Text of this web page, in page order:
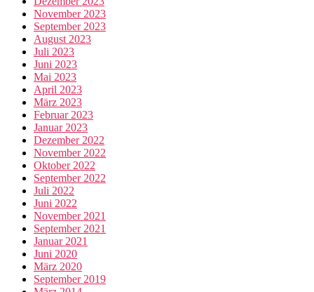
November 2023
September 2023
August 2023
Juli 2023
Juni 2023
Mai 2023
April 2023
März 2023
Februar 2023
Januar 2023
Dezember 2022
November 2022
Oktober 2022
September 2022
Juli 2022
Juni 2022
November 2021
September 2021
Januar 2021
Juni 2020
März 2020
September 2019